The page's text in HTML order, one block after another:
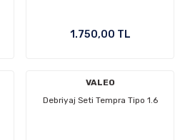
1.750,00 TL
VALEO
Debriyaj Seti Tempra Tipo 1.6